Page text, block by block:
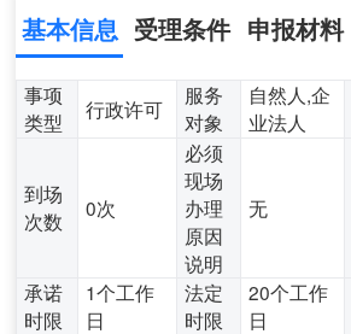
基本信息 受理条件 申报材料
事项
类型
行政许可
服务
对象
自然人,企
业法人
到场
次数
0次
必须
现场
办理
原因
说明
无
承诺
时限
1个工作
日
法定
时限
20个工作
日